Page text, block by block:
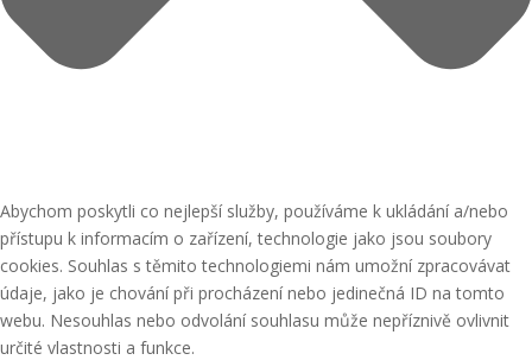
Abychom poskytli co nejlepší služby, používáme k ukládání a/nebo
přístupu k informacím o zařízení, technologie jako jsou soubory
cookies. Souhlas s těmito technologiemi nám umožní zpracovávat
údaje, jako je chování při procházení nebo jedinečná ID na tomto
webu. Nesouhlas nebo odvolání souhlasu může nepříznivě ovlivnit
určité vlastnosti a funkce.